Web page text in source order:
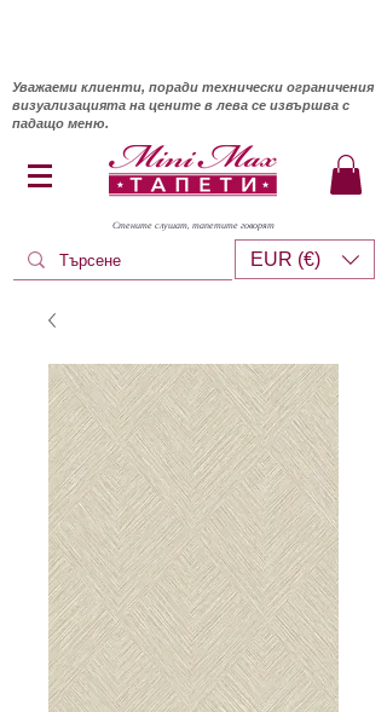
Уважаеми клиенти, поради технически ограничения
визуализацията на цените в лева се извършва с
падащо меню.
Стените слушат, тапетите говорят
EUR (€)